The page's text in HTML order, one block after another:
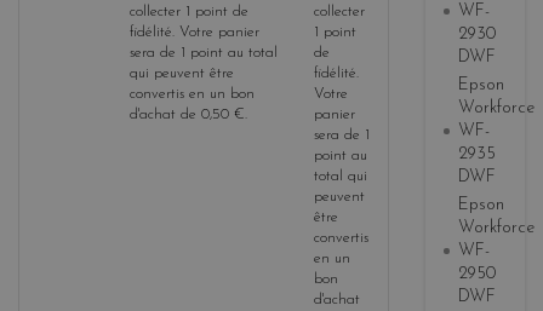
collecter 1 point de
fidélité. Votre panier
sera de 1 point au total
qui peuvent être
convertis en un bon
d'achat de 0,50 €.
collecter
1 point
de
fidélité.
Votre
panier
sera de 1
point au
total qui
peuvent
être
convertis
en un
bon
d'achat
WF-
2930
DWF
Epson
Workforce
WF-
2935
DWF
Epson
Workforce
WF-
2950
DWF